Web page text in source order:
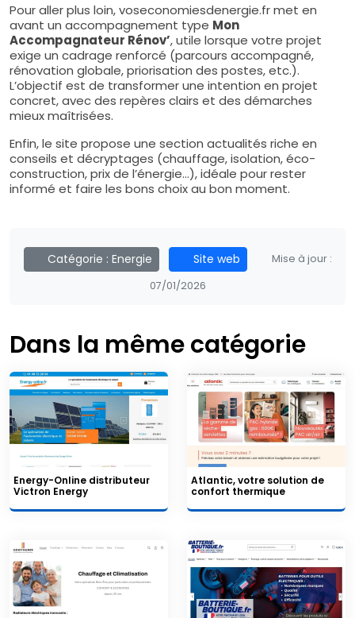
Pour aller plus loin, voseconomiesdenergie.fr met en
avant un accompagnement type Mon
Accompagnateur Rénov’, utile lorsque votre projet
exige un cadrage renforcé (parcours accompagné,
rénovation globale, priorisation des postes, etc.).
L’objectif est de transformer une intention en projet
concret, avec des repères clairs et des démarches
mieux maîtrisées.
Enfin, le site propose une section actualités riche en
conseils et décryptages (chauffage, isolation, éco-
construction, prix de l’énergie…), idéale pour rester
informé et faire les bons choix au bon moment.
Catégorie : Energie Site web
Mise à jour :
07/01/2026
Dans la même catégorie
Energy-Online distributeur
Victron Energy
Atlantic, votre solution de
confort thermique